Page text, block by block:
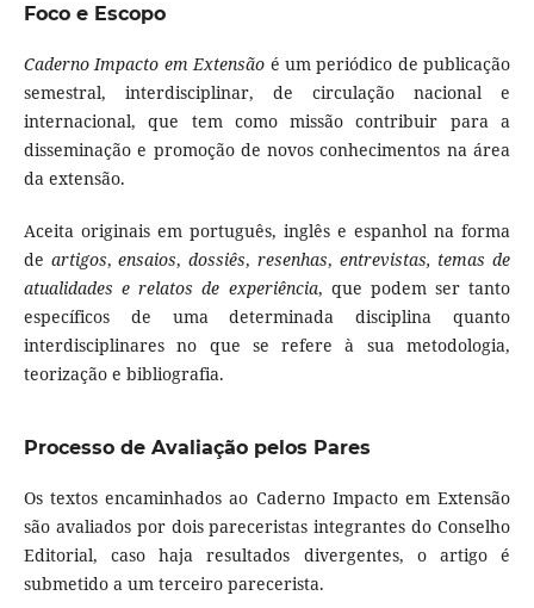
Foco e Escopo
Caderno Impacto em Extensão é um periódico de publicação
semestral, interdisciplinar, de circulação nacional e
internacional, que tem como missão contribuir para a
disseminação e promoção de novos conhecimentos na área
da extensão.
Aceita originais em português, inglês e espanhol na forma
de artigos,ensaios,dossiês, resenhas, entrevistas, temas de
atualidades e relatos de experiência, que podem ser tanto
específicos de uma determinada disciplina quanto
interdisciplinares no que se refere à sua metodologia,
teorização e bibliografia.
Processo de Avaliação pelos Pares
Os textos encaminhados ao Caderno Impacto em Extensão
são avaliados por dois pareceristas integrantes do Conselho
Editorial, caso haja resultados divergentes, o artigo é
submetido a um terceiro parecerista.